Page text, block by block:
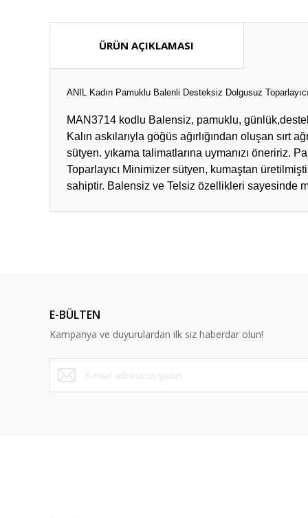
ÜRÜN AÇIKLAMASI
ANIL Kadın Pamuklu Balenli Desteksiz Dolgusuz
MAN3714 kodlu Balensiz, pamuklu,
Kalın askılarıyla göğüs ağırlığından oluşan
sütyen. yıkama talimatlarına uymanızı öneririz.
Toparlayıcı Minimizer sütyen, kumaştan
sahiptir. Balensiz ve Telsiz özellikleri sayesinde
Ürün bilgilerinde hatalar bulunuyor.
Ürün fiyatı diğer sitelerden daha pahalı.
Bu ürüne benzer farklı alternatifler olmalı.
E-BÜLTEN
Kampanya ve duyurulardan ilk siz haberdar olun!